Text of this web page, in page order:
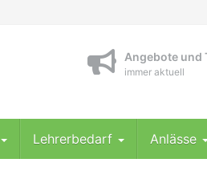
Angebote und
immer aktuell
Lehrerbedarf Anlässe